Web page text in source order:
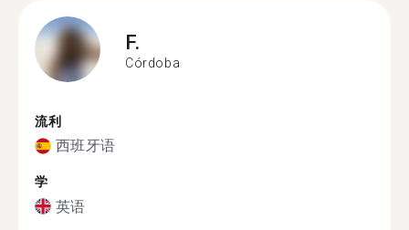
F.
Córdoba
流利
西班牙语
学
英语